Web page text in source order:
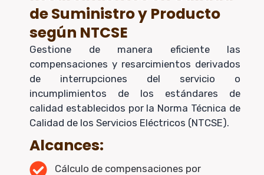
de Suministro y Producto
según NTCSE
Gestione de manera eficiente las
compensaciones y resarcimientos derivados
de interrupciones del servicio o
incumplimientos de los estándares de
calidad establecidos por la Norma Técnica de
Calidad de los Servicios Eléctricos (NTCSE).
Alcances:
Cálculo de compensaciones por